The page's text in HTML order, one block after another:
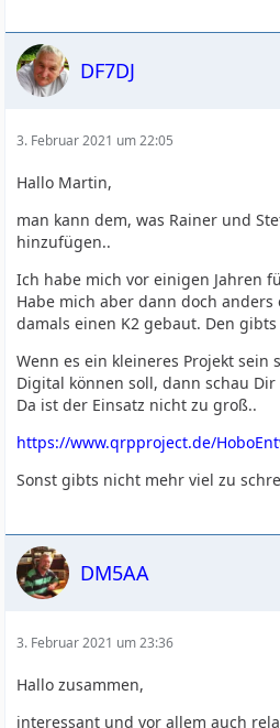
DF7DJ
3. Februar 2021 um 22:05
Hallo Martin,
man kann dem, was Rainer und
hinzufügen..
Ich habe mich vor einigen Jahren
Habe mich aber dann doch
damals einen K2 gebaut. Den
Wenn es ein kleineres Projekt sein
Digital können soll, dann schau
Da ist der Einsatz nicht zu groß..
https://www.qrpproject.de/
Sonst gibts nicht mehr viel zu
DM5AA
3. Februar 2021 um 23:36
Hallo zusammen,
interessant und vor allem auch